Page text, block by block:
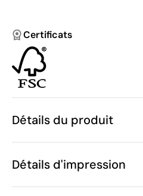
Certificats
Détails du produit
Caractéristiques
Code du produit
Détails d'impression